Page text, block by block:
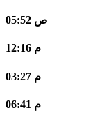
05:52 ص
12:16 م
03:27 م
06:41 م